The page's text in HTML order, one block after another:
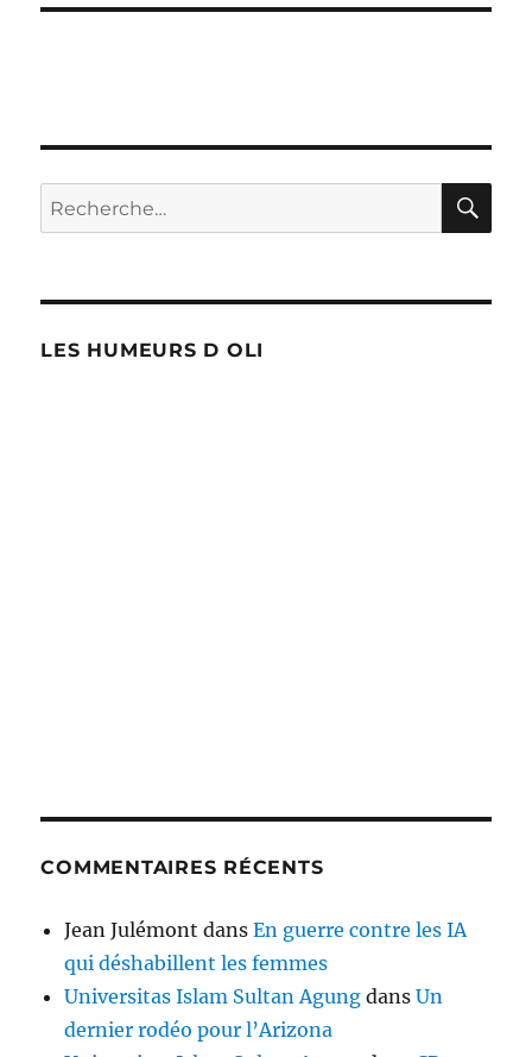
Recherche
pour :
LES HUMEURS D OLI
COMMENTAIRES RÉCENTS
Jean Julémont dansEn guerre contre les IA
qui déshabillent les femmes
Universitas Islam Sultan Agung dansUn
dernier rodéo pour l’Arizona